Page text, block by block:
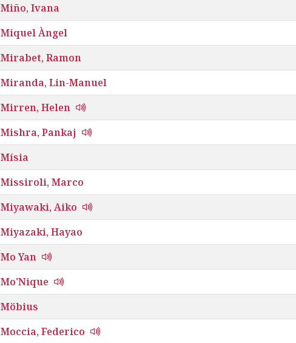
Miño, Ivana
Miquel Àngel
Mirabet, Ramon
Miranda, Lin-Manuel
Mirren, Helen
Mishra, Pankaj
Mísia
Missiroli, Marco
Miyawaki, Aiko
Miyazaki, Hayao
Mo Yan
Mo'Nique
Möbius
Moccia, Federico